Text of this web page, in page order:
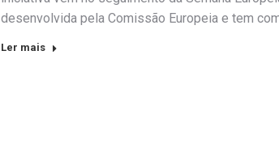
desenvolvida pela Comissão Europeia e tem
Ler mais